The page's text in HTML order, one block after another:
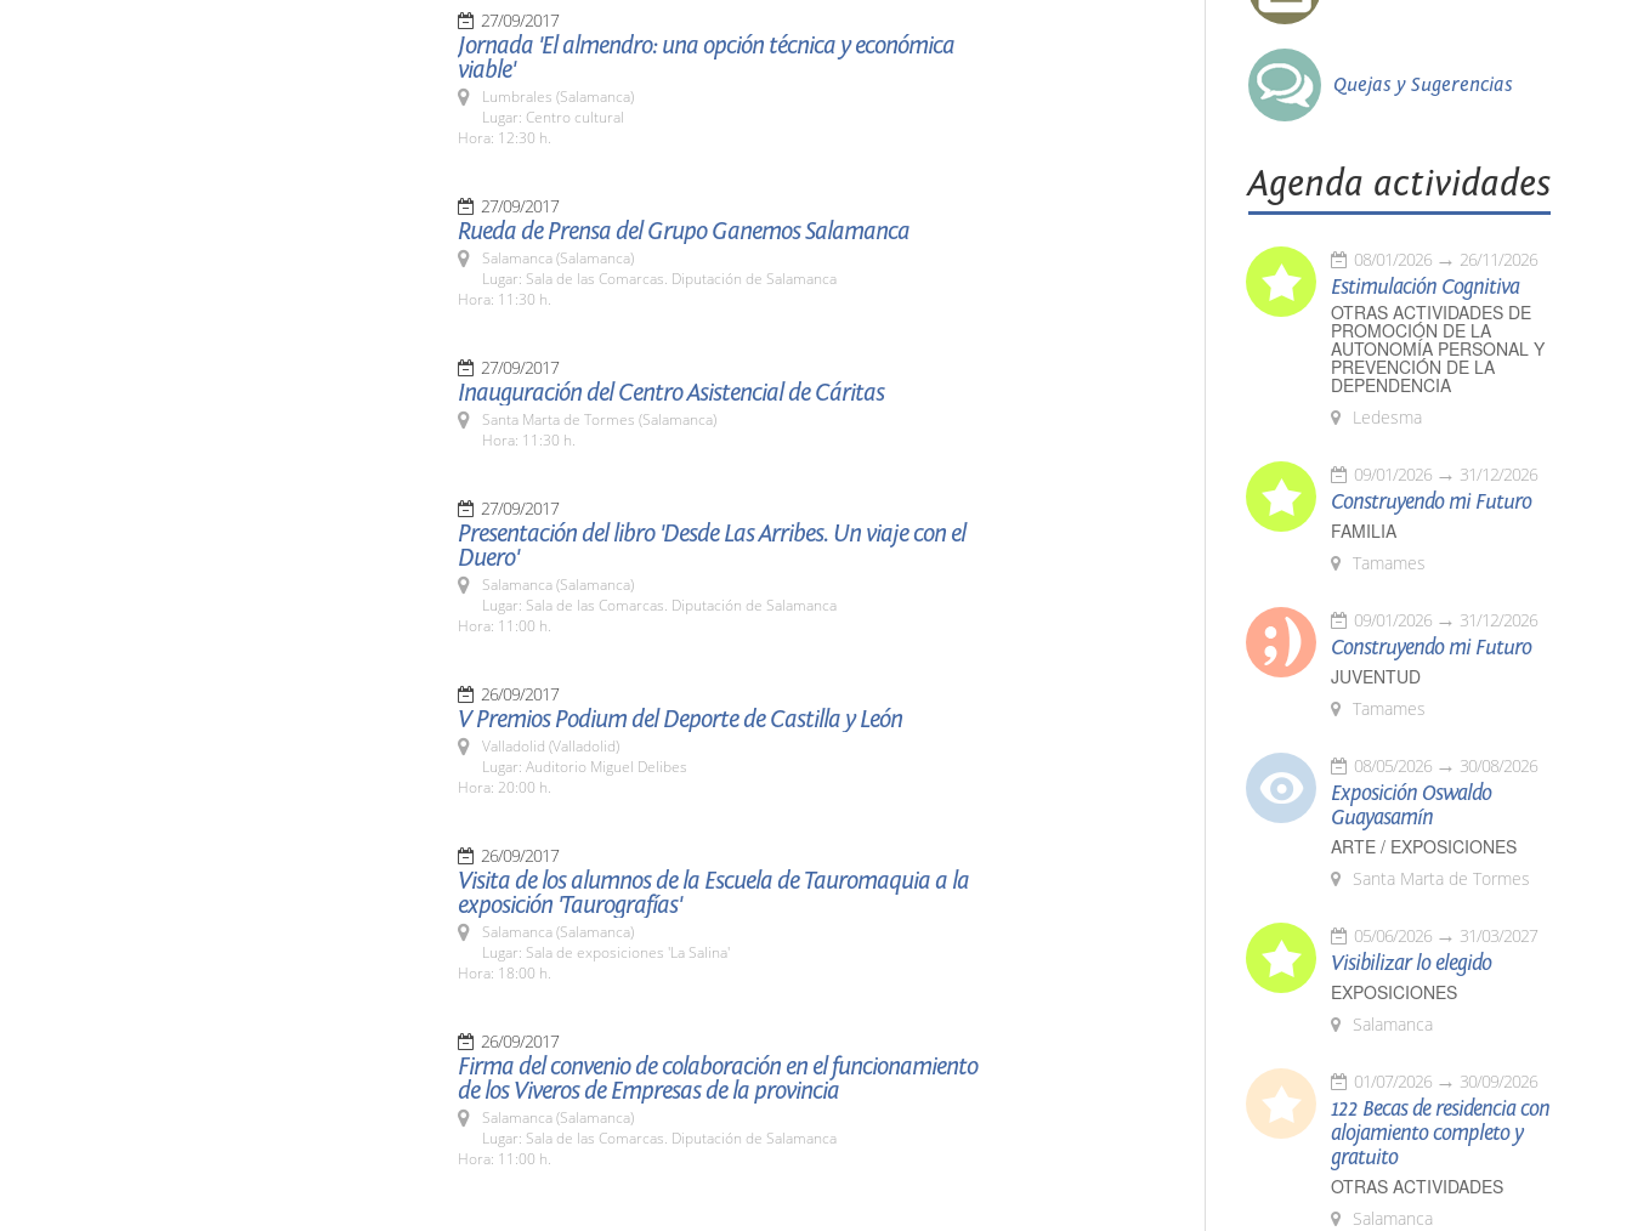
27/09/2017
Jornada 'El almendro: una opción técnica y económica
viable'
Lumbrales (Salamanca)
Lugar: Centro cultural
Hora: 12:30 h.
27/09/2017
Rueda de Prensa del Grupo Ganemos Salamanca
Salamanca (Salamanca)
Lugar: Sala de las Comarcas. Diputación de Salamanca
Hora: 11:30 h.
27/09/2017
Inauguración del Centro Asistencial de Cáritas
Santa Marta de Tormes (Salamanca)
Hora: 11:30 h.
27/09/2017
Presentación del libro 'Desde Las Arribes. Un viaje con el
Duero'
Salamanca (Salamanca)
Lugar: Sala de las Comarcas. Diputación de Salamanca
Hora: 11:00 h.
26/09/2017
V Premios Podium del Deporte de Castilla y León
Valladolid (Valladolid)
Lugar: Auditorio Miguel Delibes
Hora: 20:00 h.
26/09/2017
Visita de los alumnos de la Escuela de Tauromaquia a la
exposición 'Taurografías'
Salamanca (Salamanca)
Lugar: Sala de exposiciones 'La Salina'
Hora: 18:00 h.
26/09/2017
Firma del convenio de colaboración en el funcionamiento
de los Viveros de Empresas de la provincia
Salamanca (Salamanca)
Lugar: Sala de las Comarcas. Diputación de Salamanca
Hora: 11:00 h.
Quejas y Sugerencias
Agenda actividades
08/01/2026 26/11/2026
Estimulación Cognitiva
OTRAS ACTIVIDADES DE
PROMOCIÓN DE LA
AUTONOMÍA PERSONAL Y
PREVENCIÓN DE LA
DEPENDENCIA
Ledesma
09/01/2026 31/12/2026
Construyendo mi Futuro
FAMILIA
Tamames
09/01/2026 31/12/2026
Construyendo mi Futuro
JUVENTUD
Tamames
08/05/2026 30/08/2026
Exposición Oswaldo
Guayasamín
ARTE / EXPOSICIONES
Santa Marta de Tormes
05/06/2026 31/03/2027
Visibilizar lo elegido
EXPOSICIONES
Salamanca
01/07/2026 30/09/2026
122 Becas de residencia con
alojamiento completo y
gratuito
OTRAS ACTIVIDADES
Salamanca